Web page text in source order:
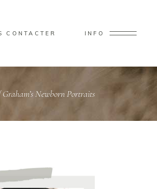
CONTACTER INFO
Graham’s Newborn Portraits